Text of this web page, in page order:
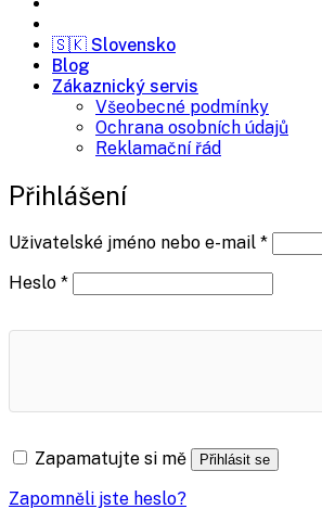
🇸🇰 Slovensko
Blog
Zákaznický servis
Všeobecné podmínky
Ochrana osobních údajů
Reklamační řád
Přihlášení
Uživatelské jméno nebo e-mail *Povinné
Heslo *Povinné
Zapamatujte si mě Přihlásit se
Zapomněli jste heslo?